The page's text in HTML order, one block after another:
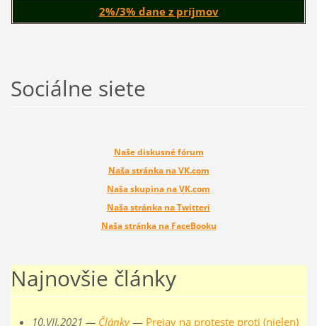
2%/3% dane z príjmov
Sociálne siete
Naše diskusné fórum
Naša stránka na VK.com
Naša skupina na VK.com
Naša stránka na Twitteri
Naša stránka na FaceBooku
Najnovšie články
10.VII.2021 — Články— Prejav na proteste proti (nielen)